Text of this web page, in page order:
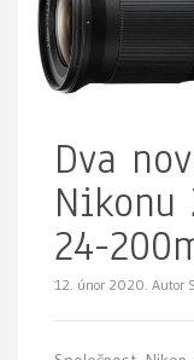
Dva
Nikonu
24-
12. únor 2020. Autor